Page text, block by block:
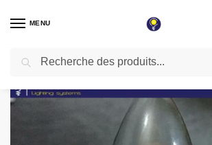
MENU
Accueil / Lampe LED / Lampe filament